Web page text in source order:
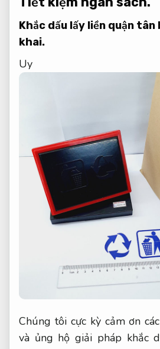
Khắc dấu lấy liền quận tân
khai.
Uy
Chúng tôi cực kỳ cảm ơn
và ủng hộ giải pháp khắc